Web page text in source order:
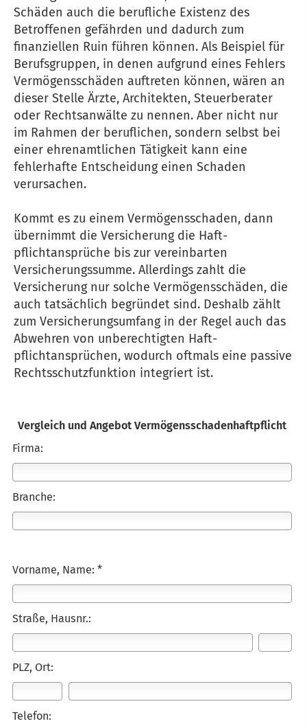
Schäden auch die berufliche Existenz des
Betroffenen gefährden und dadurch zum
finanziellen Ruin führen können. Als Beispiel für
Berufsgruppen, in denen aufgrund eines Fehlers
Vermögensschäden auftreten können, wären an
dieser Stelle Ärzte, Architekten, Steuerberater
oder Rechtsanwälte zu nennen. Aber nicht nur
im Rahmen der beruflichen, sondern selbst bei
einer ehrenamtlichen Tätigkeit kann eine
fehlerhafte Entscheidung einen Schaden
verursachen.
Kommt es zu einem Vermögensschaden, dann
übernimmt die Versicherung die Haft­
pflichtansprüche bis zur vereinbarten
Versicherungssumme. Allerdings zahlt die
Versicherung nur solche Vermögensschäden, die
auch tatsächlich begründet sind. Deshalb zählt
zum Versicherungsumfang in der Regel auch das
Abwehren von unberechtigten Haft­
pflichtansprüchen, wodurch oftmals eine passive
Rechtsschutzfunktion integriert ist.
Vergleich und Angebot Vermögensschadenhaftpflicht
Firma:
Branche:
Vorname, Name: *
Straße, Hausnr.:
PLZ, Ort:
Telefon: